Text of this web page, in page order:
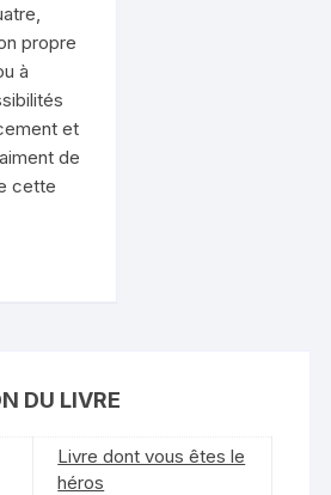
propre
à
et
de
cette
DU LIVRE
Livre dont vous êtes le
héros